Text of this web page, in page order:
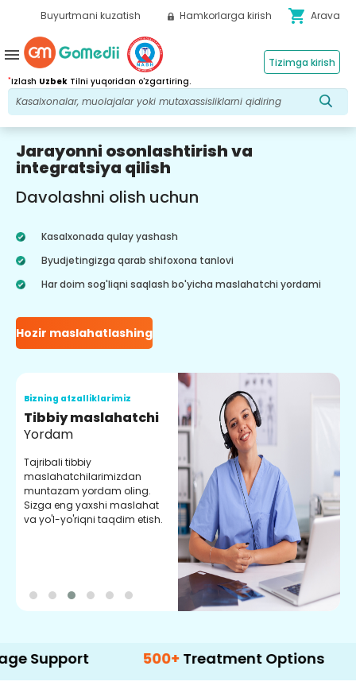
Buyurtmani kuzatish Hamkorlarga kirish shopping_cart Arava
*Izlash Uzbek Tilni yuqoridan o'zgartiring.
Tizimga kirish
menu
Jarayonni osonlashtirish va
integratsiya qilish
Davolashni olish uchun
Kasalxonada qulay yashash
Byudjetingizga qarab shifoxona tanlovi
Har doim sog'liqni saqlash bo'yicha maslahatchi yordami
Hozir maslahatlashing
Bizning afzalliklarimiz
Tibbiy maslahatchi
Yordam
Tajribali tibbiy
maslahatchilarimizdan
muntazam yordam oling.
Sizga eng yaxshi maslahat
va yo'l-yo'riqni taqdim etish.
Treatment Options